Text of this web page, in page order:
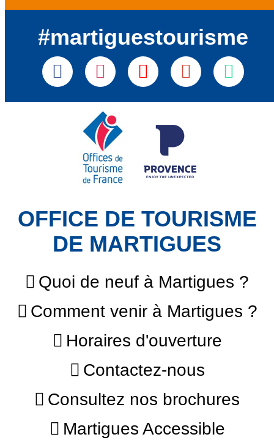
#martiguestourisme
OFFICE DE TOURISME
DE MARTIGUES
Quoi de neuf à Martigues ?
Comment venir à Martigues ?
Horaires d'ouverture
Contactez-nous
Consultez nos brochures
Martigues Accessible